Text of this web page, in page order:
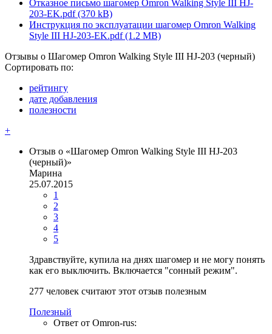
Отказное письмо шагомер Omron Walking Style III HJ-
203-EK.pdf (370 kB)
Инструкция по эксплуатации шагомер Omron Walking
Style III HJ-203-EK.pdf (1.2 MB)
Отзывы о Шагомер Omron Walking Style III HJ-203 (черный)
Сортировать по:
рейтингу
дате добавления
полезности
+
Отзыв о «Шагомер Omron Walking Style III HJ-203
(черный)»
Марина
25.07.2015
1
2
3
4
5
Здравствуйте, купила на днях шагомер и не могу понять
как его выключить. Включается "сонный режим".
277 человек считают этот отзыв полезным
Полезный
Ответ от Omron-rus: